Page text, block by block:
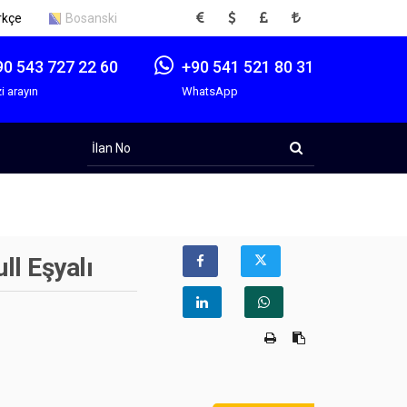
Bosanski EUR USD GBP TRY
543 727 22 60
arayın
+90 541 521 80 31
WhatsApp
No
Eşyalı